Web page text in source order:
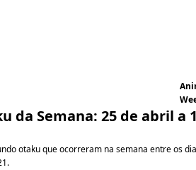
da Semana: 25 de abril a
otaku que ocorreram na semana entre os